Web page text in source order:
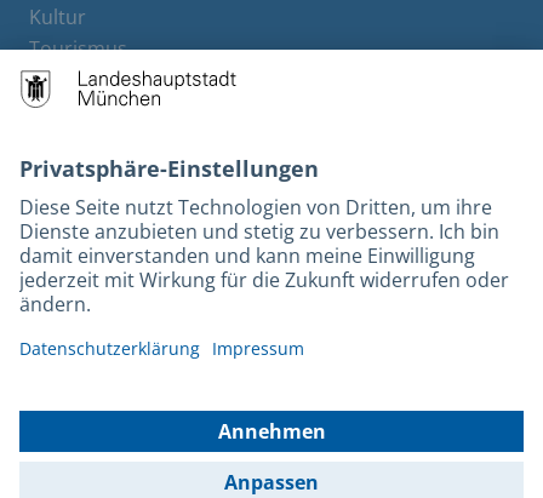
Kultur
Tourismus
M-Strom
Bürgerservice
Kontakt
Barrierefreiheit
Leichte Sprache
Gebärdensprache
Kontakt